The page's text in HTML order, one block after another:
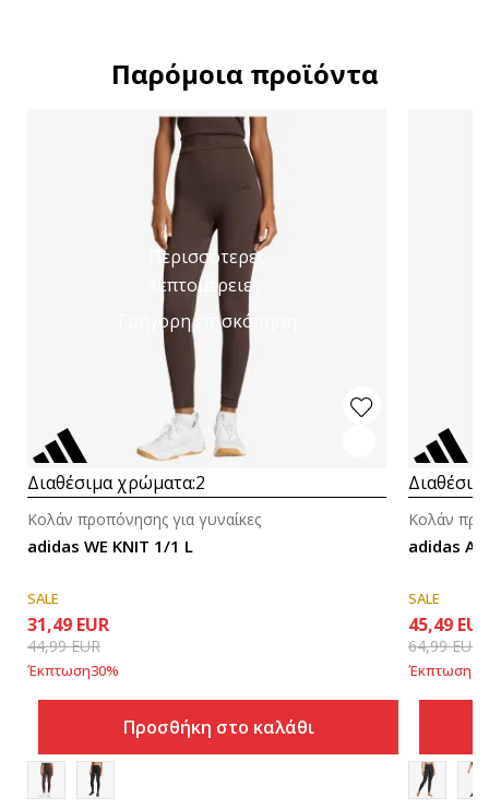
Παρόμοια προϊόντα
Περισσότερες
λεπτομέρειες
Γρήγορη επισκόπηση
Διαθέσιμα χρώματα:2
adidas WE KNIT 1/1 L
Κολάν προπόνησης για γυναίκες
SALE
31,49 EUR
44,99EUR
Έκπτωση30%
Προσθήκη στο καλάθι
adidas
Κολάν
SALE
45,49 EUR
64,99EUR
Έκπτωση30